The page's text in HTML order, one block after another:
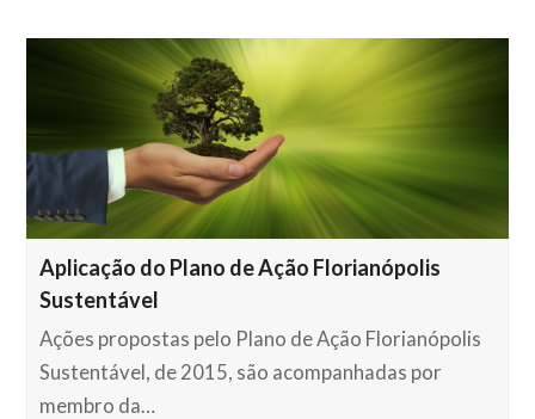
Aplicação do Plano de Ação Florianópolis
Sustentável
Ações propostas pelo Plano de Ação Florianópolis
Sustentável, de 2015, são acompanhadas por
membro da…